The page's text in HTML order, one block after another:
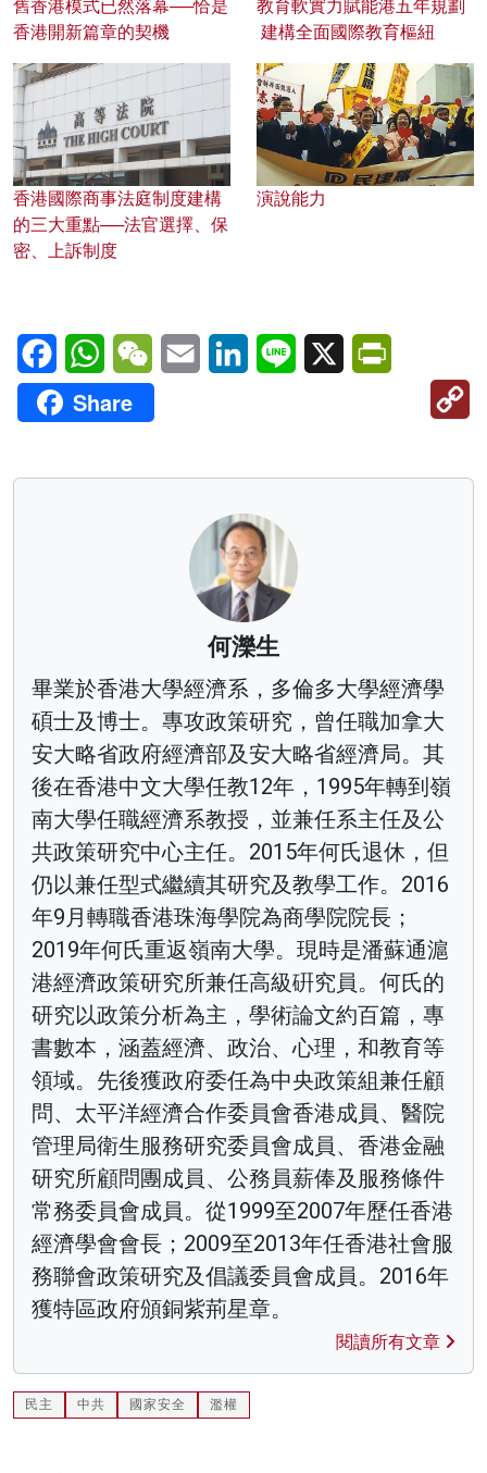
舊香港模式已然落幕──恰是
香港開新篇章的契機
教育軟實力賦能港五年規劃
建構全面國際教育樞紐
香港國際商事法庭制度建構
的三大重點──法官選擇、保
密、上訴制度
演說能力
FacebookWhatsAppWeChatEmail LinkedInLine X
Share
何濼生
畢業於香港大學經濟系，多倫多大學經濟學
碩士及博士。專攻政策研究，曾任職加拿大
安大略省政府經濟部及安大略省經濟局。其
後在香港中文大學任教12年，1995年轉到嶺
南大學任職經濟系教授，並兼任系主任及公
共政策研究中心主任。2015年何氏退休，但
仍以兼任型式繼續其研究及教學工作。2016
年9月轉職香港珠海學院為商學院院長；
2019年何氏重返嶺南大學。現時是潘蘇通滬
港經濟政策研究所兼任高級硏究員。何氏的
研究以政策分析為主，學術論文約百篇，專
書數本，涵蓋經濟、政治、心理，和教育等
領域。先後獲政府委任為中央政策組兼任顧
問、太平洋經濟合作委員會香港成員、醫院
管理局衛生服務研究委員會成員、香港金融
研究所顧問團成員、公務員薪俸及服務條件
常務委員會成員。從1999至2007年歷任香港
經濟學會會長；2009至2013年任香港社會服
務聯會政策研究及倡議委員會成員。2016年
獲特區政府頒銅紫荊星章。
閱讀所有文章
民主 中共 國家安全 濫權